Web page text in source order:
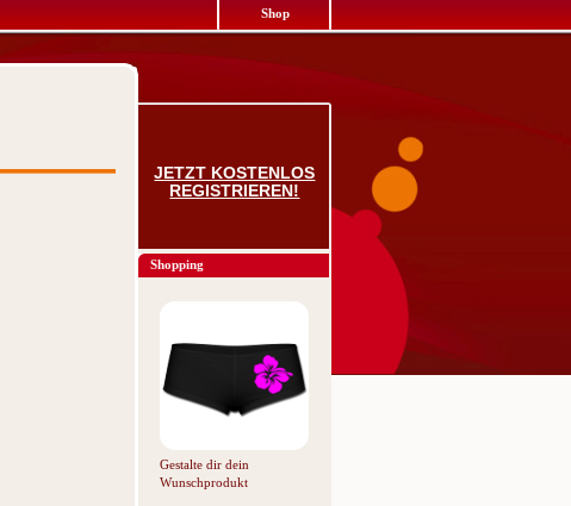
Shop
JETZT KOSTENLOS
REGISTRIEREN!
Shopping
Gestalte dir dein
Wunschprodukt